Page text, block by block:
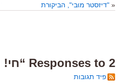
« "דיזסטר מובי", הביקורת
2 Responses to “חי! ומת.”
פיד תגובות